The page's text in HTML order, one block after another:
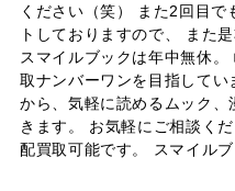
ください（笑） また2回目
トしておりますので、 また
スマイルブックは年中無休
取ナンバーワンを目指して
から、気軽に読めるムック
きます。 お気軽にご相談く
配買取可能です。 スマイル